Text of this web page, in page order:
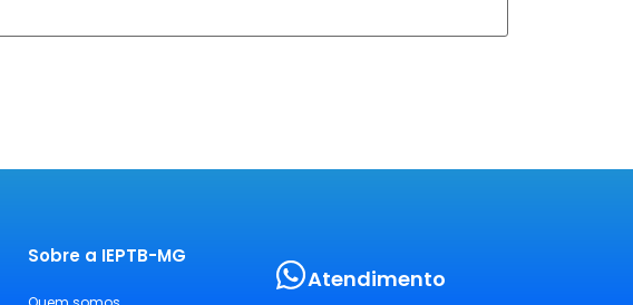
Sobre a IEPTB-MG
Atendimento